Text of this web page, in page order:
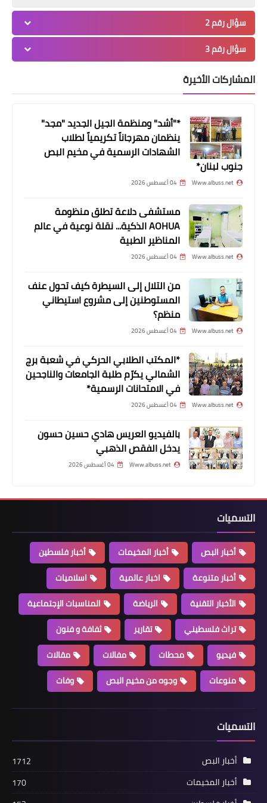
قُتِلت ريان على يد زوجها قرب مقبرة
والعائلة تروي لـ"النهار" تفاصيل الجريمة
الوحشية*
سرقة سيارة وبداخلها طفلة من سوق
النبطية*
أخبار المخيمات
المكتب الطلابي لحركة فتح يحتفل
بالطلاب المتفوقين في مخيم البداوي
أخبار متنوعة
اعتصام امام السفارة الفلسطينية في
بيروت، والعالم تحت شعار ” باسل
سيحاكمكم”
أخبار البص
مهرجان همسة سماء الثقافة للإبداع
سؤال رقم 2
سؤال رقم 3
المشاركات الأخيرة
*"أشد" ومنظمة الجيل الجديد "مجد"
ينظمان مهرجاناً تكريمياً لطلاب
الشهادات الرسمية في مخيم البص
جنوب لبنان*
Www.albuss.net 04 أغسطس 2026
مستشفى دلاعة تطلق منظومة
AOHUA الذكية... نقلة نوعية في عالم
المناظير الطبية
Www.albuss.net 04 أغسطس 2026
من التلال إلى السيطرة كيف تحول عنف
المستوطنين إلى مشروع استيطاني
منظم؟
Www.albuss.net 04 أغسطس 2026
*المكتب الطلابي الحركي في شعبة برج
الشمالي يكرّم طلبة الجامعات والناجحين
في الامتحانات الرسمية*
Www.albuss.net 04 أغسطس 2026
بالفيديو العريس هادي حسين حسون
يدخل الفقص الذهبي
Www.albuss.net 04 أغسطس 2026
التسميات
أخبار البص أخبار المخيمات
أخبار فلسطين
أخبار متنوعة
اخبار عالمية
اسلاميات
الأخبار التقنية
الرياضة
المناسبات الإجتماعية
تراث فلسطيني
تقارير
ثفافة و فنون
فيديو
محطات مفالات
مقالات
منوعات
وجوه من مخيم البص وفات
التسميات
أخبار البص
1712
أخبار المخيمات
170